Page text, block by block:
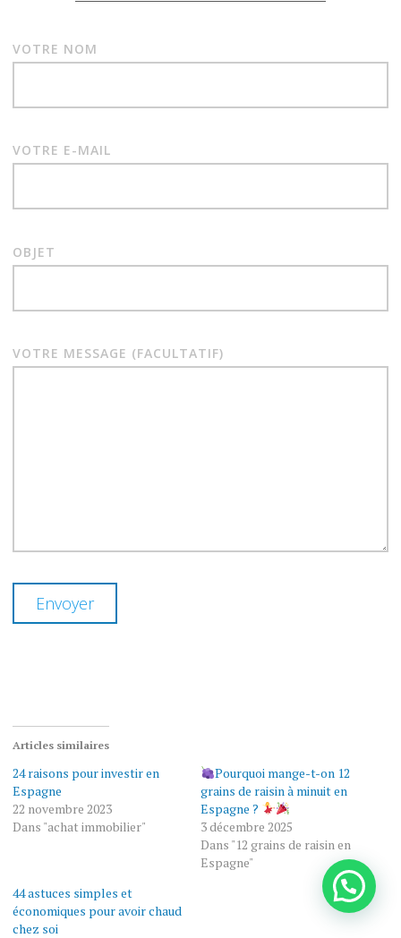
VOTRE NOM
VOTRE E-MAIL
OBJET
VOTRE MESSAGE (FACULTATIF)
Articles similaires
24 raisons pour investir en
Espagne
22 novembre 2023
Dans "achat immobilier"
Pourquoi mange-t-on 12
grains de raisin à minuit en
Espagne ?
3 décembre 2025
Dans "12 grains de raisin en
Espagne"
44 astuces simples et
économiques pour avoir chaud
chez soi